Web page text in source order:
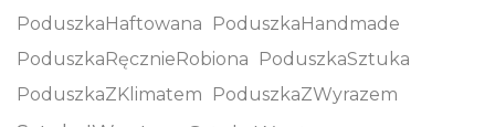
PoduszkaHaftowana
PoduszkaHandmade
PoduszkaRęcznieRobiona
PoduszkaSztuka
PoduszkaZKlimatem
PoduszkaZWyrazem